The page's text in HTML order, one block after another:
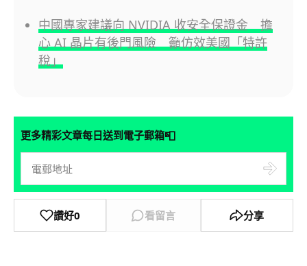
中國專家建議向 NVIDIA 收安全保證金 擔
心 AI 晶片有後門風險 籲仿效美國「特許
稅」
更多精彩文章每日送到電子郵箱📮
讚好0 看留言 分享